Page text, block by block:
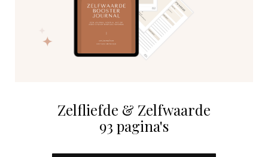
Zelfliefde & Zelfwaarde
93 pagina's